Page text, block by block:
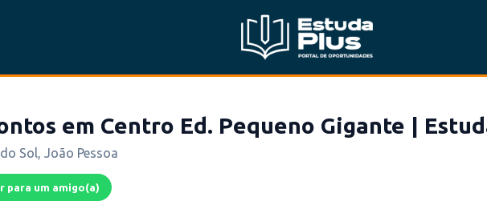
em Centro Ed. Pequeno Gigante |
Sol, João Pessoa
para um amigo(a)